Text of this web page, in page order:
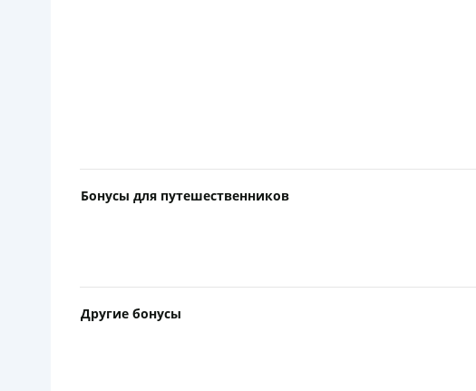
Бонусы для путешественников
Другие бонусы